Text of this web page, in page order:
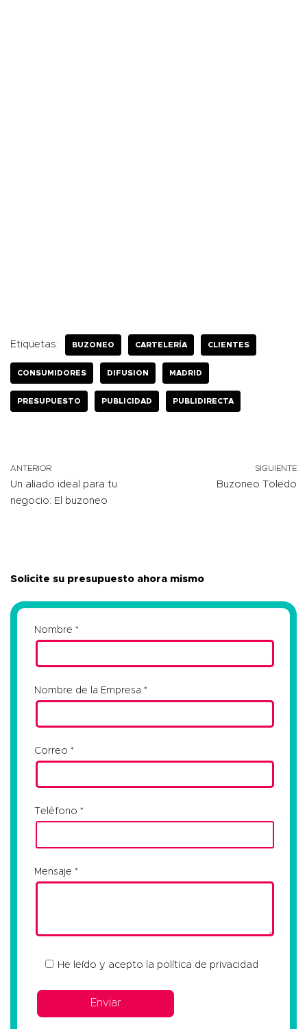
Etiquetas: BUZONEO CARTELERÍA CLIENTES
CONSUMIDORES DIFUSION MADRID
PRESUPUESTO PUBLICIDAD PUBLIDIRECTA
ANTERIOR
Un aliado ideal para tu
negocio: El buzoneo
SIGUIENTE
Buzoneo Toledo
Solicite su presupuesto ahora mismo
Nombre
Nombre de la Empresa
Correo
Teléfono
Mensaje
He leído y acepto la política de privacidad